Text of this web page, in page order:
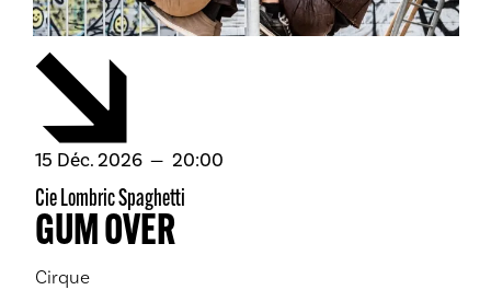
Cie Lombric Spaghetti
GUM OVER
Cirque
15 décembre
Déc. 2026 20:00